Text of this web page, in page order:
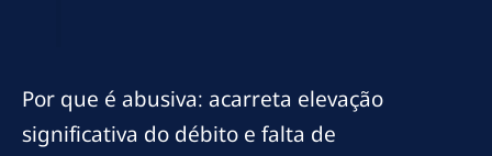
Por que é abusiva: acarreta elevação
significativa do débito e falta de